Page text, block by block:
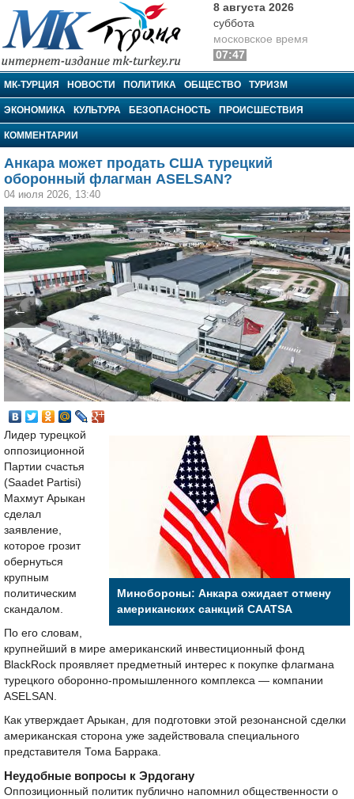
МК-Турция
8 августа 2026
суббота
московское время
07:47
МК-ТУРЦИЯ НОВОСТИ ПОЛИТИКА ОБЩЕСТВО ТУРИЗМ
ЭКОНОМИКА КУЛЬТУРА БЕЗОПАСНОСТЬ ПРОИСШЕСТВИЯ
КОММЕНТАРИИ
Анкара может продать США турецкий
оборонный флагман ASELSAN?
04 июля 2026, 13:40
← →
Минобороны: Анкара ожидает отмену
американских санкций CAATSA
Лидер турецкой
оппозиционной
Партии счастья
(Saadet Partisi)
Махмут Арыкан
сделал
заявление,
которое грозит
обернуться
крупным
политическим
скандалом.
По его словам,
крупнейший в мире американский инвестиционный фонд
BlackRock проявляет предметный интерес к покупке флагмана
турецкого оборонно-промышленного комплекса — компании
ASELSAN.
Как утверждает Арыкан, для подготовки этой резонансной сделки
американская сторона уже задействовала специального
представителя Тома Баррака.
Неудобные вопросы к Эрдогану
Оппозиционный политик публично напомнил общественности о